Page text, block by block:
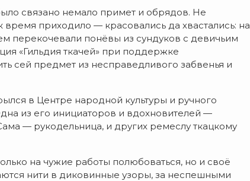
связано немало примет и обрядов. Не
приходило — красовались да хвастались: на
перекочевали понёвы из сундуков с девичьим
«Гильдия ткачей» при поддержке
сей предмет из несправедливого забвенья и
в Центре народной культуры и ручного
из его инициаторов и вдохновителей —
— рукодельница, и других ремеслу ткацкому
на чужие работы полюбоваться, но и своё
нити в диковинные узоры, за неспешными